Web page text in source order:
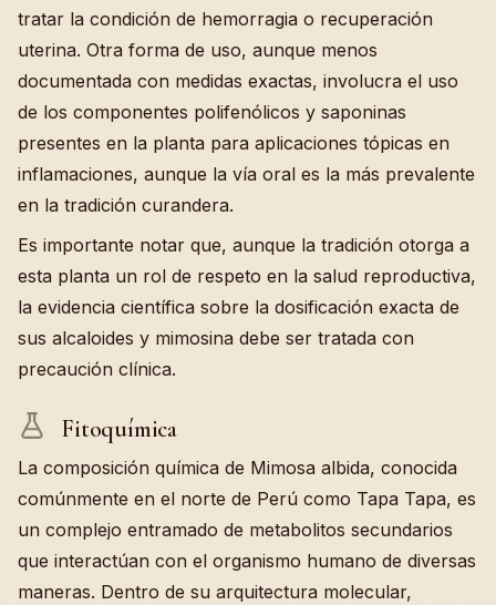
tratar la condición de hemorragia o recuperación
uterina. Otra forma de uso, aunque menos
documentada con medidas exactas, involucra el uso
de los componentes polifenólicos y saponinas
presentes en la planta para aplicaciones tópicas en
inflamaciones, aunque la vía oral es la más prevalente
en la tradición curandera.
Es importante notar que, aunque la tradición otorga a
esta planta un rol de respeto en la salud reproductiva,
la evidencia científica sobre la dosificación exacta de
sus alcaloides y mimosina debe ser tratada con
precaución clínica.
Fitoquímica
La composición química de Mimosa albida, conocida
comúnmente en el norte de Perú como Tapa Tapa, es
un complejo entramado de metabolitos secundarios
que interactúan con el organismo humano de diversas
maneras. Dentro de su arquitectura molecular,